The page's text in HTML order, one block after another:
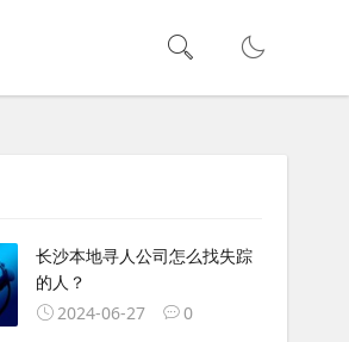
长沙本地寻人公司怎么找失踪
的人？
2024-06-27
0